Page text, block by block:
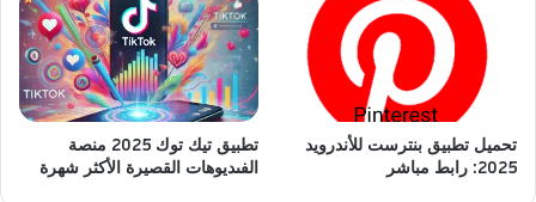
تحميل تطبيق بنترست للأندرويد
2025: رابط مباشر
تطبيق تيك توك 2025 منصة
الفىديوهات القصيرة الأكثر شهرة